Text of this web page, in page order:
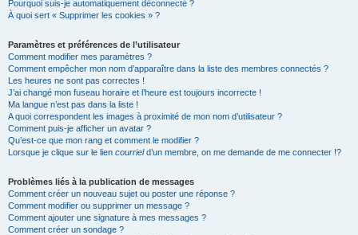
Pourquoi suis-je automatiquement déconnecté ?
À quoi sert « Supprimer les cookies » ?
Paramètres et préférences de l’utilisateur
Comment modifier mes paramètres ?
Comment empêcher mon nom d’apparaître dans la liste des membres connectés ?
Les heures ne sont pas correctes !
J’ai changé mon fuseau horaire et l’heure est toujours incorrecte !
Ma langue n’est pas dans la liste !
A quoi correspondent les images à proximité de mon nom d’utilisateur ?
Comment puis-je afficher un avatar ?
Qu’est-ce que mon rang et comment le modifier ?
Lorsque je clique sur le lien courrield’un membre, on me demande de me connecter !?
Problèmes liés à la publication de messages
Comment créer un nouveau sujet ou poster une réponse ?
Comment modifier ou supprimer un message ?
Comment ajouter une signature à mes messages ?
Comment créer un sondage ?